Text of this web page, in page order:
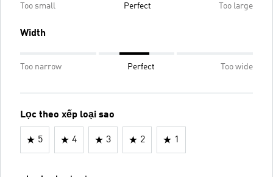
Too small Perfect Too large
Width
Too narrow Perfect Too wide
Lọc theo xếp loại sao
5 4 3 2 1